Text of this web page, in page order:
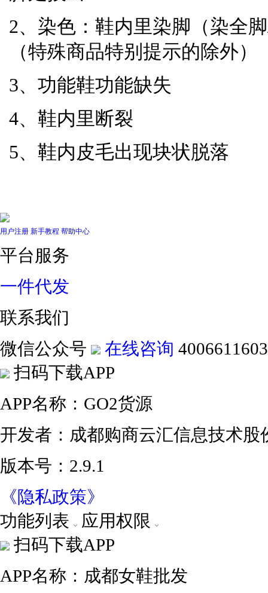
2、染色：鞋内里染脚（染全脚
（特殊商品特别提示的除外）
3、功能鞋功能缺失
4、鞋内里断裂
5、鞋内皮毛出现块状脱落
用户注册 新手教程 帮助中心
平台服务
一件代发
联系我们
微信公众号
在线咨询 4006611603
扫码下载APP
APP名称：GO2货源
开发者：成都购商云汇信息技术股
版本号：2.9.1
《隐私政策》
功能列表
应用权限
扫码下载APP
APP名称：成都女鞋批发